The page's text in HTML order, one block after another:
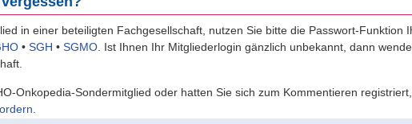
in einer beteiligten Fachgesellschaft, nutzen Sie bitte die Passwort-Funktion
• SGH • SGMO Ist Ihnen Ihr Mitgliederlogin gänzlich unbekannt, dann
Onkopedia-Sondermitglied oder hatten Sie sich zum Kommentieren